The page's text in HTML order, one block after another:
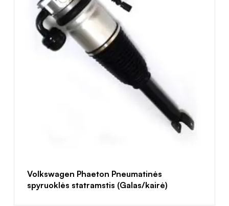
Volkswagen Phaeton Pneumatinės
spyruoklės statramstis (Galas/kairė)